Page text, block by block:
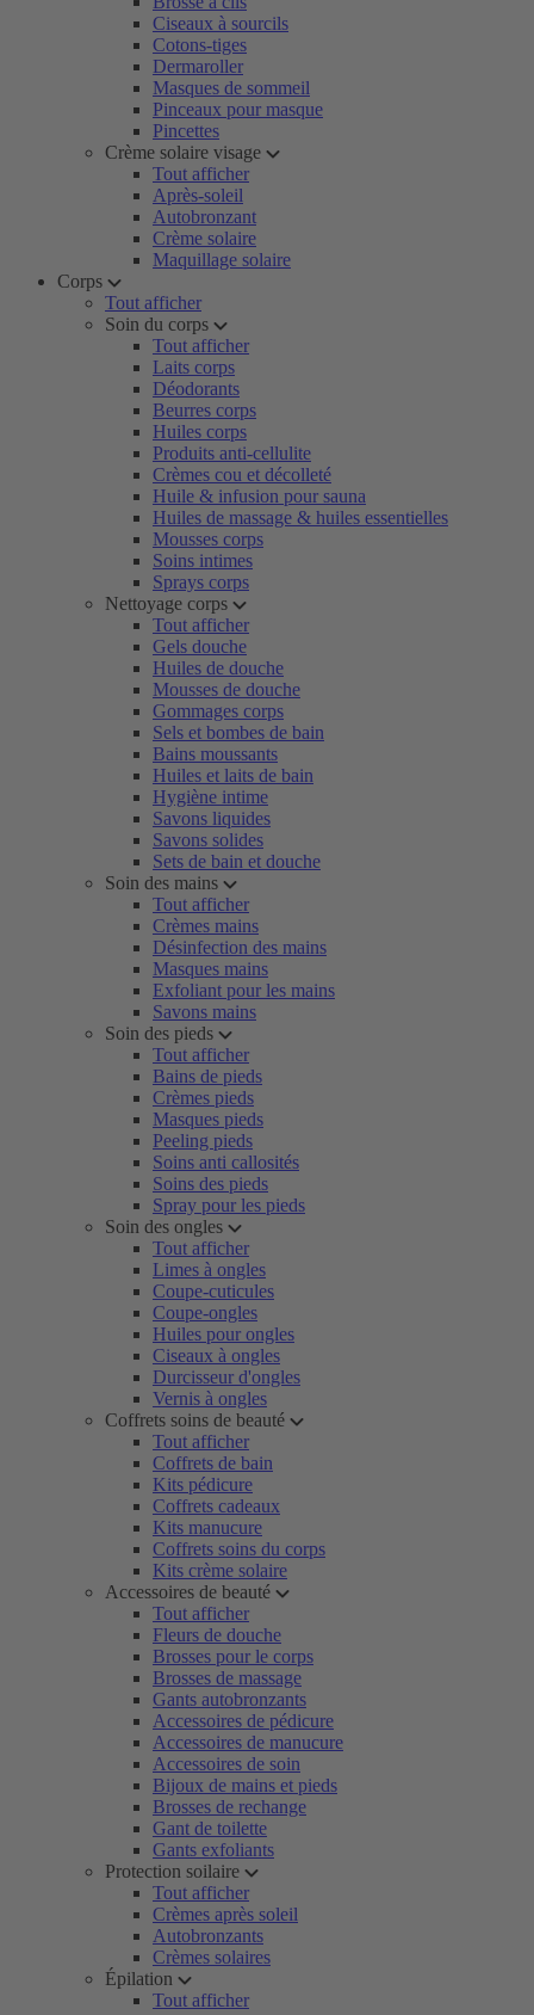
Ciseaux à sourcils
Cotons-tiges
Dermaroller
Masques de sommeil
Pinceaux pour masque
Pincettes
Crème solaire visage
Tout afficher
Après-soleil
Autobronzant
Crème solaire
Maquillage solaire
Corps
Tout afficher
Soin du corps
Tout afficher
Laits corps
Déodorants
Beurres corps
Huiles corps
Produits anti-cellulite
Crèmes cou et décolleté
Huile & infusion pour sauna
Huiles de massage & huiles essentielles
Mousses corps
Soins intimes
Sprays corps
Nettoyage corps
Tout afficher
Gels douche
Huiles de douche
Mousses de douche
Gommages corps
Sels et bombes de bain
Bains moussants
Huiles et laits de bain
Hygiène intime
Savons liquides
Savons solides
Sets de bain et douche
Soin des mains
Tout afficher
Crèmes mains
Désinfection des mains
Masques mains
Exfoliant pour les mains
Savons mains
Soin des pieds
Tout afficher
Bains de pieds
Crèmes pieds
Masques pieds
Peeling pieds
Soins anti callosités
Soins des pieds
Spray pour les pieds
Soin des ongles
Tout afficher
Limes à ongles
Coupe-cuticules
Coupe-ongles
Huiles pour ongles
Ciseaux à ongles
Durcisseur d'ongles
Vernis à ongles
Coffrets soins de beauté
Tout afficher
Coffrets de bain
Kits pédicure
Coffrets cadeaux
Kits manucure
Coffrets soins du corps
Kits crème solaire
Accessoires de beauté
Tout afficher
Fleurs de douche
Brosses pour le corps
Brosses de massage
Gants autobronzants
Accessoires de pédicure
Accessoires de manucure
Accessoires de soin
Bijoux de mains et pieds
Brosses de rechange
Gant de toilette
Gants exfoliants
Protection soilaire
Tout afficher
Crèmes après soleil
Autobronzants
Crèmes solaires
Épilation
Tout afficher